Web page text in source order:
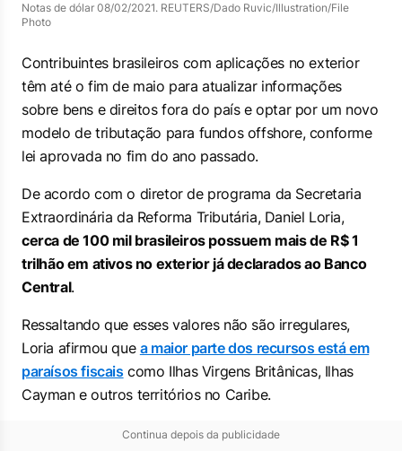
Notas de dólar 08/02/2021. REUTERS/Dado Ruvic/Illustration/File
Photo
Contribuintes brasileiros com aplicações no exterior
têm até o fim de maio para atualizar informações
sobre bens e direitos fora do país e optar por um novo
modelo de tributação para fundos offshore, conforme
lei aprovada no fim do ano passado.
De acordo com o diretor de programa da Secretaria
Extraordinária da Reforma Tributária, Daniel Loria,
cerca de 100 mil brasileiros possuem mais de R$ 1
trilhão em ativos no exterior já declarados ao Banco
Central.
Ressaltando que esses valores não são irregulares,
Loria afirmou que a maior parte dos recursos está em
paraísos fiscaiscomo Ilhas Virgens Britânicas, Ilhas
Cayman e outros territórios no Caribe.
Continua depois da publicidade